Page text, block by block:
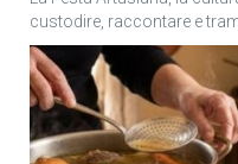
custodire, raccontare e